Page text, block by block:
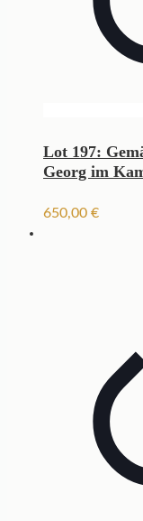
Lot 197:
Georg im
650,00 €